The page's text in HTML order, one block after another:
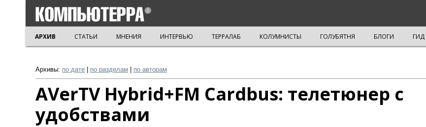
АРХИВ СТАТЬИ МНЕНИЯ ИНТЕРВЬЮ ТЕРРАЛАБ КОЛУМНИСТЫ ГОЛУБЯТНЯ БЛОГИ ГИД
Архивы: по дате по разделам по авторам
AVerTV Hybrid+FM Cardbus: телетюнер с
удобствами